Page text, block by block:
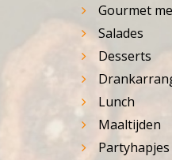
Gourmet
Salades
Desserts
Lunch
Maaltijden
Partyhapjes